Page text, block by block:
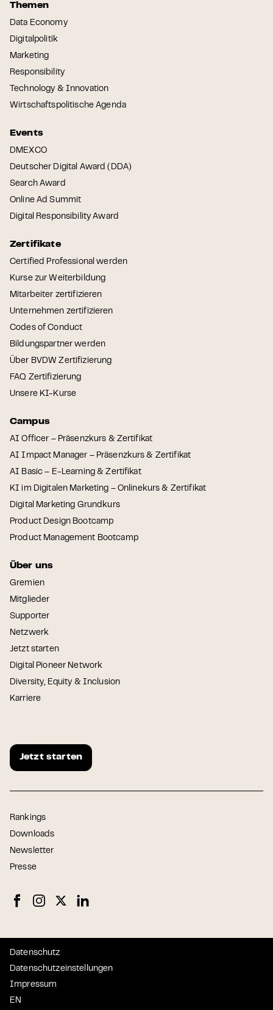
Themen
Data Economy
Digitalpolitik
Marketing
Responsibility
Technology & Innovation
Wirtschaftspolitische Agenda
Events
DMEXCO
Deutscher Digital Award (DDA)
Search Award
Online Ad Summit
Digital Responsibility Award
Zertifikate
Certified Professional werden
Kurse zur Weiterbildung
Mitarbeiter zertifizieren
Unternehmen zertifizieren
Codes of Conduct
Bildungspartner werden
Über BVDW Zertifizierung
FAQ Zertifizierung
Unsere KI-Kurse
Campus
AI Officer – Präsenzkurs & Zertifikat
AI Impact Manager – Präsenzkurs & Zertifikat
AI Basic – E-Learning & Zertifikat
KI im Digitalen Marketing – Onlinekurs & Zertifikat
Digital Marketing Grundkurs
Product Design Bootcamp
Product Management Bootcamp
Über uns
Gremien
Mitglieder
Supporter
Netzwerk
Jetzt starten
Digital Pioneer Network
Diversity, Equity & Inclusion
Karriere
Jetzt starten
Rankings
Downloads
Newsletter
Presse
Datenschutz
Datenschutzeinstellungen
Impressum
EN